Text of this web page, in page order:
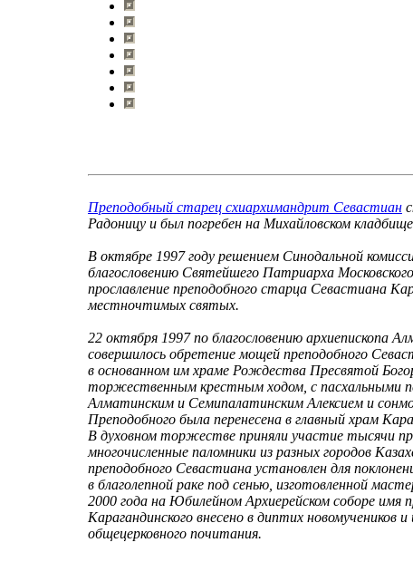
Преподобный старец схиархимандрит Севастиан
Радоницу и был погребен на Михайловском
В октябре 1997 году решением Синодальной
благословению Святейшего Патриарха
прославление преподобного старца Севастиана
местночтимых святых.
22 октября 1997 по благословению архиепископа
совершилось обретение мощей преподобного
в основанном им храме Рождества Пресвятой
торжественным крестным ходом, с пасхальными
Алматинским и Семипалатинским Алексием и
Преподобного была перенесена в главный храм
В духовном торжестве приняли участие тысячи
многочисленные паломники из разных городов
преподобного Севастиана установлен для
в благолепной раке под сенью, изготовленной
2000 года на Юбилейном Архиерейском соборе имя
Карагандинского внесено в диптих новомучеников и
общецерковного почитания.